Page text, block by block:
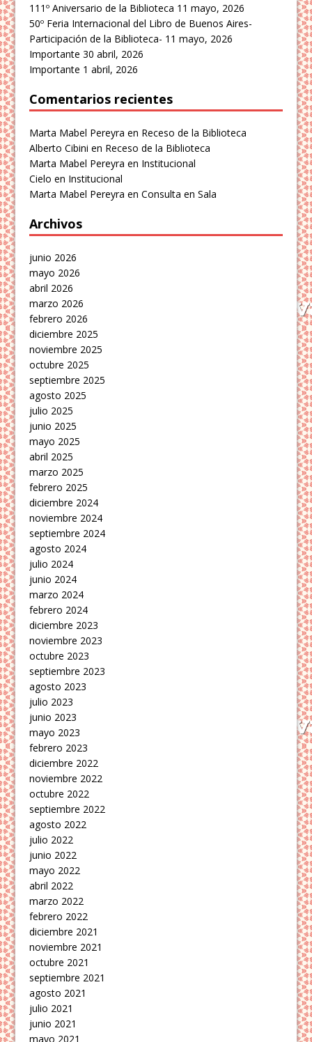
111º Aniversario de la Biblioteca 11 mayo, 2026
50º Feria Internacional del Libro de Buenos Aires-
Participación de la Biblioteca- 11 mayo, 2026
Importante 30 abril, 2026
Importante 1 abril, 2026
Comentarios recientes
Marta Mabel Pereyra en Receso de la Biblioteca
Alberto Cibini en Receso de la Biblioteca
Marta Mabel Pereyra en Institucional
Cielo en Institucional
Marta Mabel Pereyra enConsulta en Sala
Archivos
junio 2026
mayo 2026
abril 2026
marzo 2026
febrero 2026
diciembre 2025
noviembre 2025
octubre 2025
septiembre 2025
agosto 2025
julio 2025
junio 2025
mayo 2025
abril 2025
marzo 2025
febrero 2025
diciembre 2024
noviembre 2024
septiembre 2024
agosto 2024
julio 2024
junio 2024
marzo 2024
febrero 2024
diciembre 2023
noviembre 2023
octubre 2023
septiembre 2023
agosto 2023
julio 2023
junio 2023
mayo 2023
febrero 2023
diciembre 2022
noviembre 2022
octubre 2022
septiembre 2022
agosto 2022
julio 2022
junio 2022
mayo 2022
abril 2022
marzo 2022
febrero 2022
diciembre 2021
noviembre 2021
octubre 2021
septiembre 2021
agosto 2021
julio 2021
junio 2021
mayo 2021